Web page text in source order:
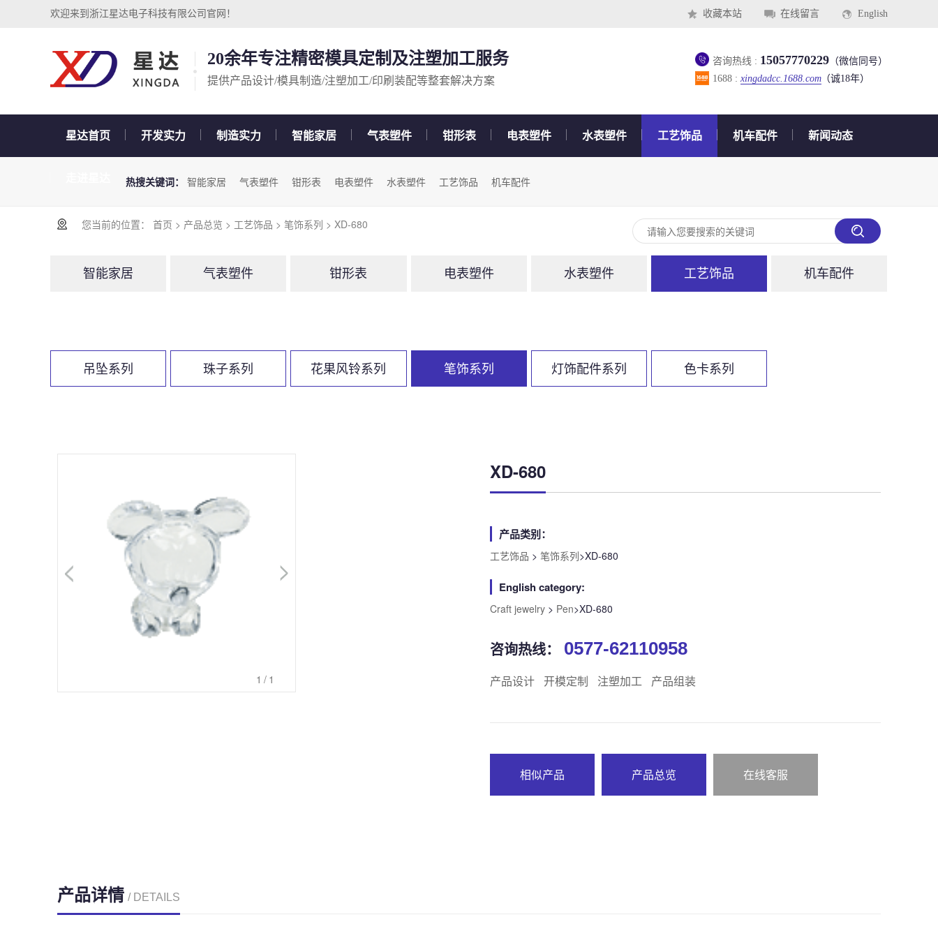
收藏本站 在线留言 English
欢迎来到浙江星达电子科技有限公司官网！
咨询热线 : 15057770229 （微信同号）
1688 : xingdadcc.1688.com（诚18年）
20余年专注精密模具定制及注塑加工服务
提供产品设计/模具制造/注塑加工/印刷装配等整套解决方案
星达首页 开发实力 制造实力 智能家居 气表塑件 钳形表 电表塑件 水表塑件 工艺饰品 机车配件 新闻动态
热搜关键词： 智能家居 气表塑件 钳形表 电表塑件 水表塑件 工艺饰品 机车配件
您当前的位置： 首页 > 产品总览 > 工艺饰品 > 笔饰系列 > XD-680
智能家居 气表塑件 钳形表 电表塑件 水表塑件 工艺饰品 机车配件
吊坠系列 珠子系列 花果风铃系列 笔饰系列 灯饰配件系列 色卡系列
1 /1
XD-680
产品类别：
工艺饰品 > 笔饰系列>XD-680
English category:
Craft jewelry > Pen>XD-680
咨询热线： 0577-62110958
产品设计 开模定制 注塑加工 产品组装
相似产品 产品总览 在线客服
产品详情 / DETAILS